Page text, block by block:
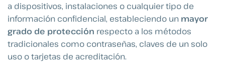
a dispositivos, instalaciones o cualquier tipo de
información confidencial, estableciendo un mayor
grado de protección respecto a los métodos
tradicionales como contraseñas, claves de un solo
uso o tarjetas de acreditación.